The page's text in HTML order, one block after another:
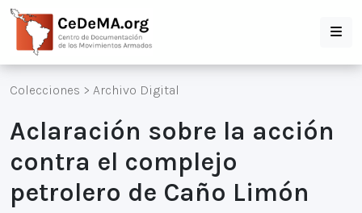
Colecciones > Archivo Digital
Aclaración sobre la acción
contra el complejo
petrolero de Caño Limón